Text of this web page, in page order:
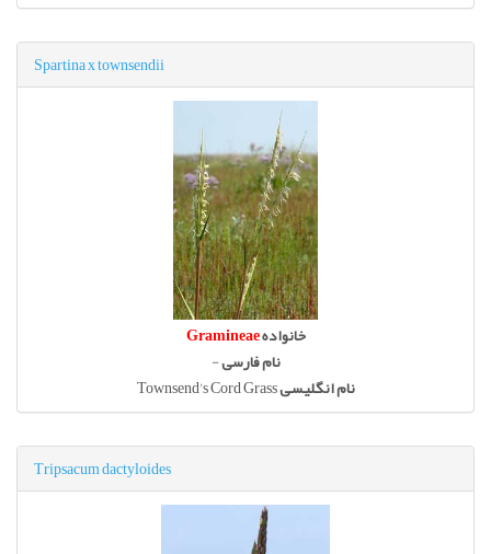
Spartina x townsendii
خانوادهGramineae
نام فارسی-
نام انگلیسیTownsend's Cord Grass
Tripsacum dactyloides